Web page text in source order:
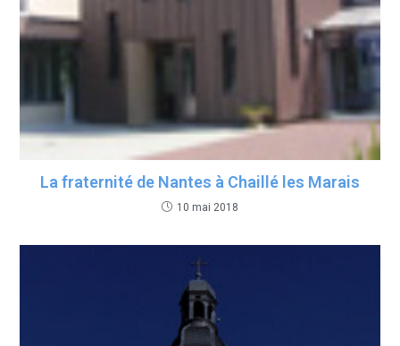
La fraternité de Nantes à Chaillé les Marais
10 mai 2018